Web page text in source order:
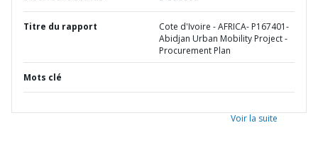
Titre du rapport
Cote d'Ivoire - AFRICA- P167401-
Abidjan Urban Mobility Project -
Procurement Plan
Mots clé
Voir la suite